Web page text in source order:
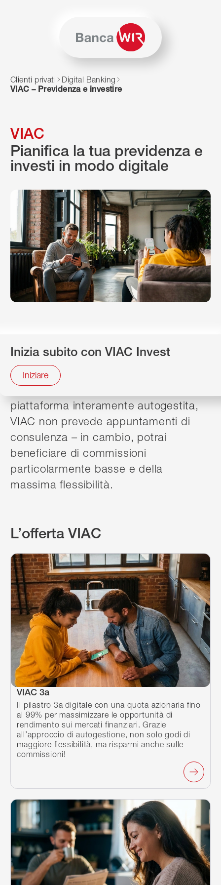
Per navigare in questo sito è necessario JavaScript. In
Clienti privati Digital Banking
VIAC – Previdenza e investire
VIAC
Pianifica la tua previdenza e
investi in modo digitale
Inizia subito con VIAC Invest
Iniziare
investimenti e la previdenza, sei tu a
decidere la strategia. E puoi investire
fino al 99% in azioni. Essendo una
piattaforma interamente autogestita,
VIAC non prevede appuntamenti di
consulenza – in cambio, potrai
beneficiare di commissioni
particolarmente basse e della
massima flessibilità.
L’offerta VIAC
VIAC 3a
Il pilastro 3a digitale con una quota azionaria fino
al 99% per massimizzare le opportunità di
rendimento sui mercati finanziari. Grazie
all’approccio di autogestione, non solo godi di
maggiore flessibilità, ma risparmi anche sulle
commissioni!